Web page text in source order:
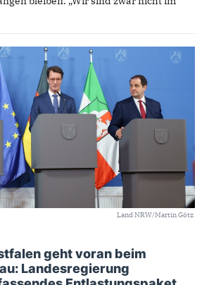
Land NRW/Martin Götz
geht voran beim
Landesregierung